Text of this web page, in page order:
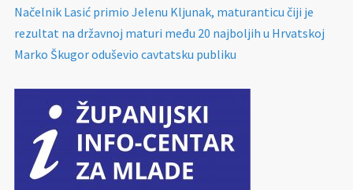
Načelnik Lasić primio Jelenu Kljunak, maturanticu čiji je
rezultat na državnoj maturi među 20 najboljih u Hrvatskoj
Marko Škugor oduševio cavtatsku publiku